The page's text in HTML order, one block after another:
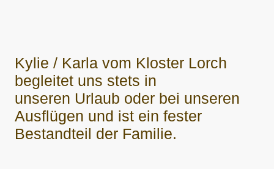
Kylie / Karla vom Kloster Lorch
begleitet uns stets in
unseren Urlaub oder bei unseren
Ausflügen und ist ein fester
Bestandteil der Familie.